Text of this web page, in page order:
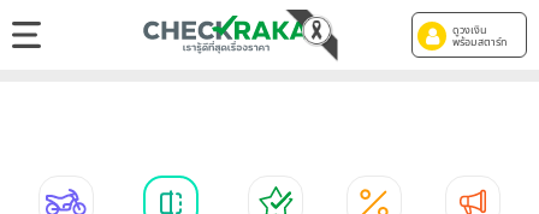
ดูวงเงิน
พร้อมสตาร์ท